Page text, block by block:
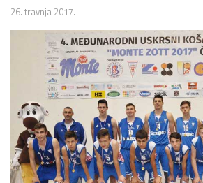
26. travnja 2017.